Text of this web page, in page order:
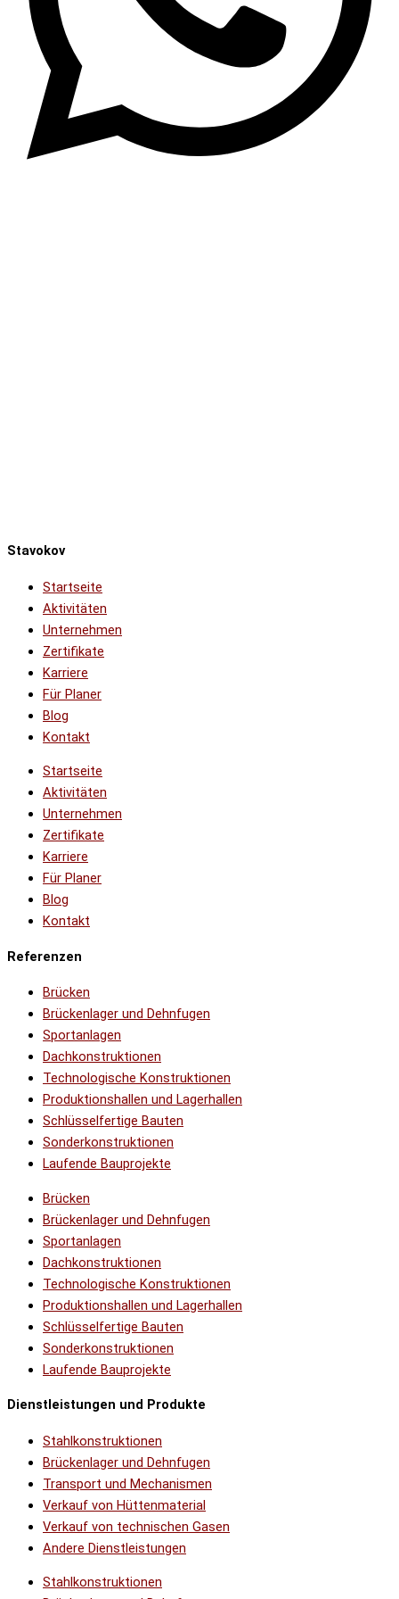
Stavokov
Startseite
Aktivitäten
Unternehmen
Zertifikate
Karriere
Für Planer
Blog
Kontakt
Startseite
Aktivitäten
Unternehmen
Zertifikate
Karriere
Für Planer
Blog
Kontakt
Referenzen
Brücken
Brückenlager und Dehnfugen
Sportanlagen
Dachkonstruktionen
Technologische Konstruktionen
Produktionshallen und Lagerhallen
Schlüsselfertige Bauten
Sonderkonstruktionen
Laufende Bauprojekte
Brücken
Brückenlager und Dehnfugen
Sportanlagen
Dachkonstruktionen
Technologische Konstruktionen
Produktionshallen und Lagerhallen
Schlüsselfertige Bauten
Sonderkonstruktionen
Laufende Bauprojekte
Dienstleistungen und Produkte
Stahlkonstruktionen
Brückenlager und Dehnfugen
Transport und Mechanismen
Verkauf von Hüttenmaterial
Verkauf von technischen Gasen
Andere Dienstleistungen
Stahlkonstruktionen